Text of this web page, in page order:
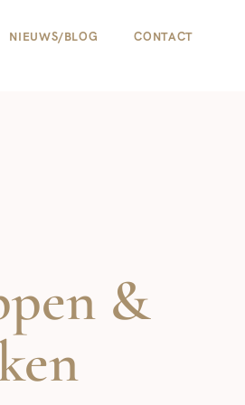
NIEUWS/BLOG CONTACT
&